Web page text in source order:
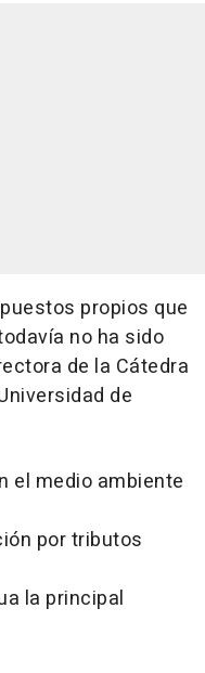
propios que
no ha sido
de la Cátedra
de
el medio ambiente
por tributos
la principal